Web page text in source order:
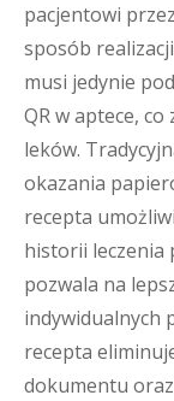
pacjentowi
sposób
musi jedynie
QR w aptece,
leków.
okazania
recepta
historii leczenia
pozwala na
indywidualnych
recepta
dokumentu